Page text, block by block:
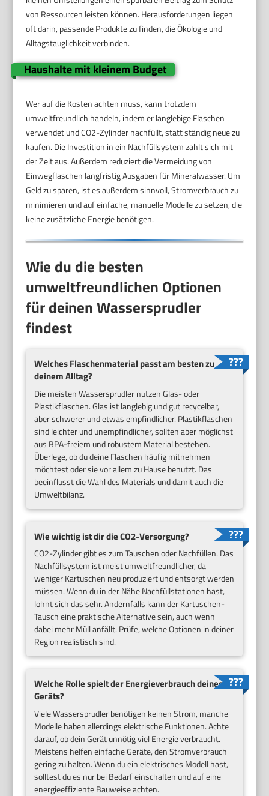
von Ressourcen leisten können. Herausforderungen liegen
oft darin, passende Produkte zu finden, die Ökologie und
Alltagstauglichkeit verbinden.
Haushalte mit kleinem Budget
Wer auf die Kosten achten muss, kann trotzdem
umweltfreundlich handeln, indem er langlebige Flaschen
verwendet und CO2-Zylinder nachfüllt, statt ständig neue zu
kaufen. Die Investition in ein Nachfüllsystem zahlt sich mit
der Zeit aus. Außerdem reduziert die Vermeidung von
Einwegflaschen langfristig Ausgaben für Mineralwasser. Um
Geld zu sparen, ist es außerdem sinnvoll, Stromverbrauch zu
minimieren und auf einfache, manuelle Modelle zu setzen, die
keine zusätzliche Energie benötigen.
Wie du die besten
umweltfreundlichen Optionen
für deinen Wassersprudler
findest
Welches Flaschenmaterial passt am besten zu
deinem Alltag?
Die meisten Wassersprudler nutzen Glas- oder
Plastikflaschen. Glas ist langlebig und gut recycelbar,
aber schwerer und etwas empfindlicher. Plastikflaschen
sind leichter und unempfindlicher, sollten aber möglichst
aus BPA-freiem und robustem Material bestehen.
Überlege, ob du deine Flaschen häufig mitnehmen
möchtest oder sie vor allem zu Hause benutzt. Das
beeinflusst die Wahl des Materials und damit auch die
Umweltbilanz.
Wie wichtig ist dir die CO2-Versorgung?
CO2-Zylinder gibt es zum Tauschen oder Nachfüllen. Das
Nachfüllsystem ist meist umweltfreundlicher, da
weniger Kartuschen neu produziert und entsorgt werden
müssen. Wenn du in der Nähe Nachfüllstationen hast,
lohnt sich das sehr. Andernfalls kann der Kartuschen-
Tausch eine praktische Alternative sein, auch wenn
dabei mehr Müll anfällt. Prüfe, welche Optionen in deiner
Region realistisch sind.
Welche Rolle spielt der Energieverbrauch deines
Geräts?
Viele Wassersprudler benötigen keinen Strom, manche
Modelle haben allerdings elektrische Funktionen. Achte
darauf, ob dein Gerät unnötig viel Energie verbraucht.
Meistens helfen einfache Geräte, den Stromverbrauch
gering zu halten. Wenn du ein elektrisches Modell hast,
solltest du es nur bei Bedarf einschalten und auf eine
energieeffiziente Bauweise achten.